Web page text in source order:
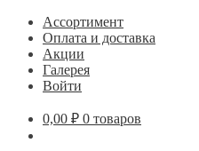
Ассортимент
Оплата и доставка
Акции
Галерея
Войти
0,00 ₽ 0 товаров